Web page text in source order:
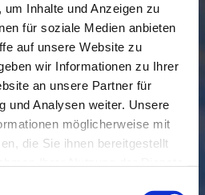
Inhalte und Anzeigen zu
für soziale Medien anbieten
auf unsere Website zu
wir Informationen zu Ihrer
an unsere Partner für
und Analysen weiter. Unsere
möglicherweise mit
die Sie ihnen bereitgestellt
BESUCHEN